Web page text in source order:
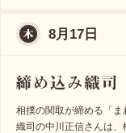
8月17日
相撲の関取が締める「
織司の中川正信さんは